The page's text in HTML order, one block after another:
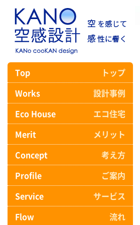
Top
トップ
Works
設計事例
Eco House
エコ住宅
Merit
メリット
Concept
考え方
Profile
ご案内
Service
サービス
Flow
流れ